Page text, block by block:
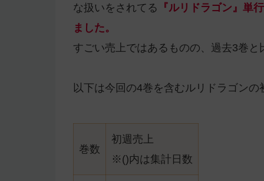
な扱いをされてる 『ルリドラゴン』単
ました。
すごい売上ではあるものの、過去3巻
以下は今回の4巻を含むルリドラゴンの
巻数
初週売上
※()内は集計日数